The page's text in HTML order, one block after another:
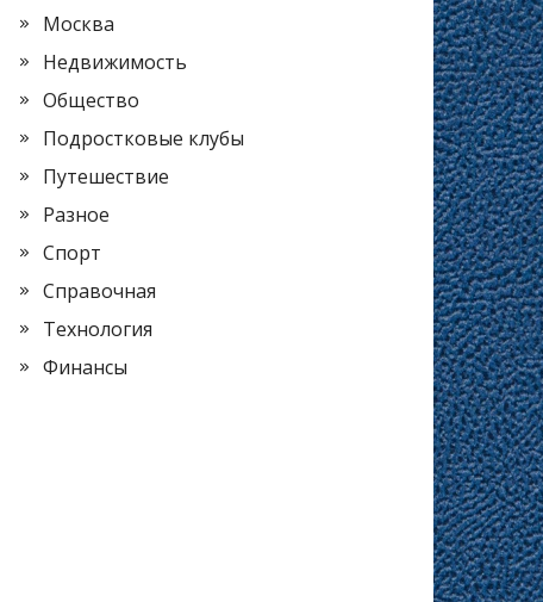
Москва
Недвижимость
Общество
Подростковые клубы
Путешествие
Разное
Спорт
Справочная
Технология
Финансы